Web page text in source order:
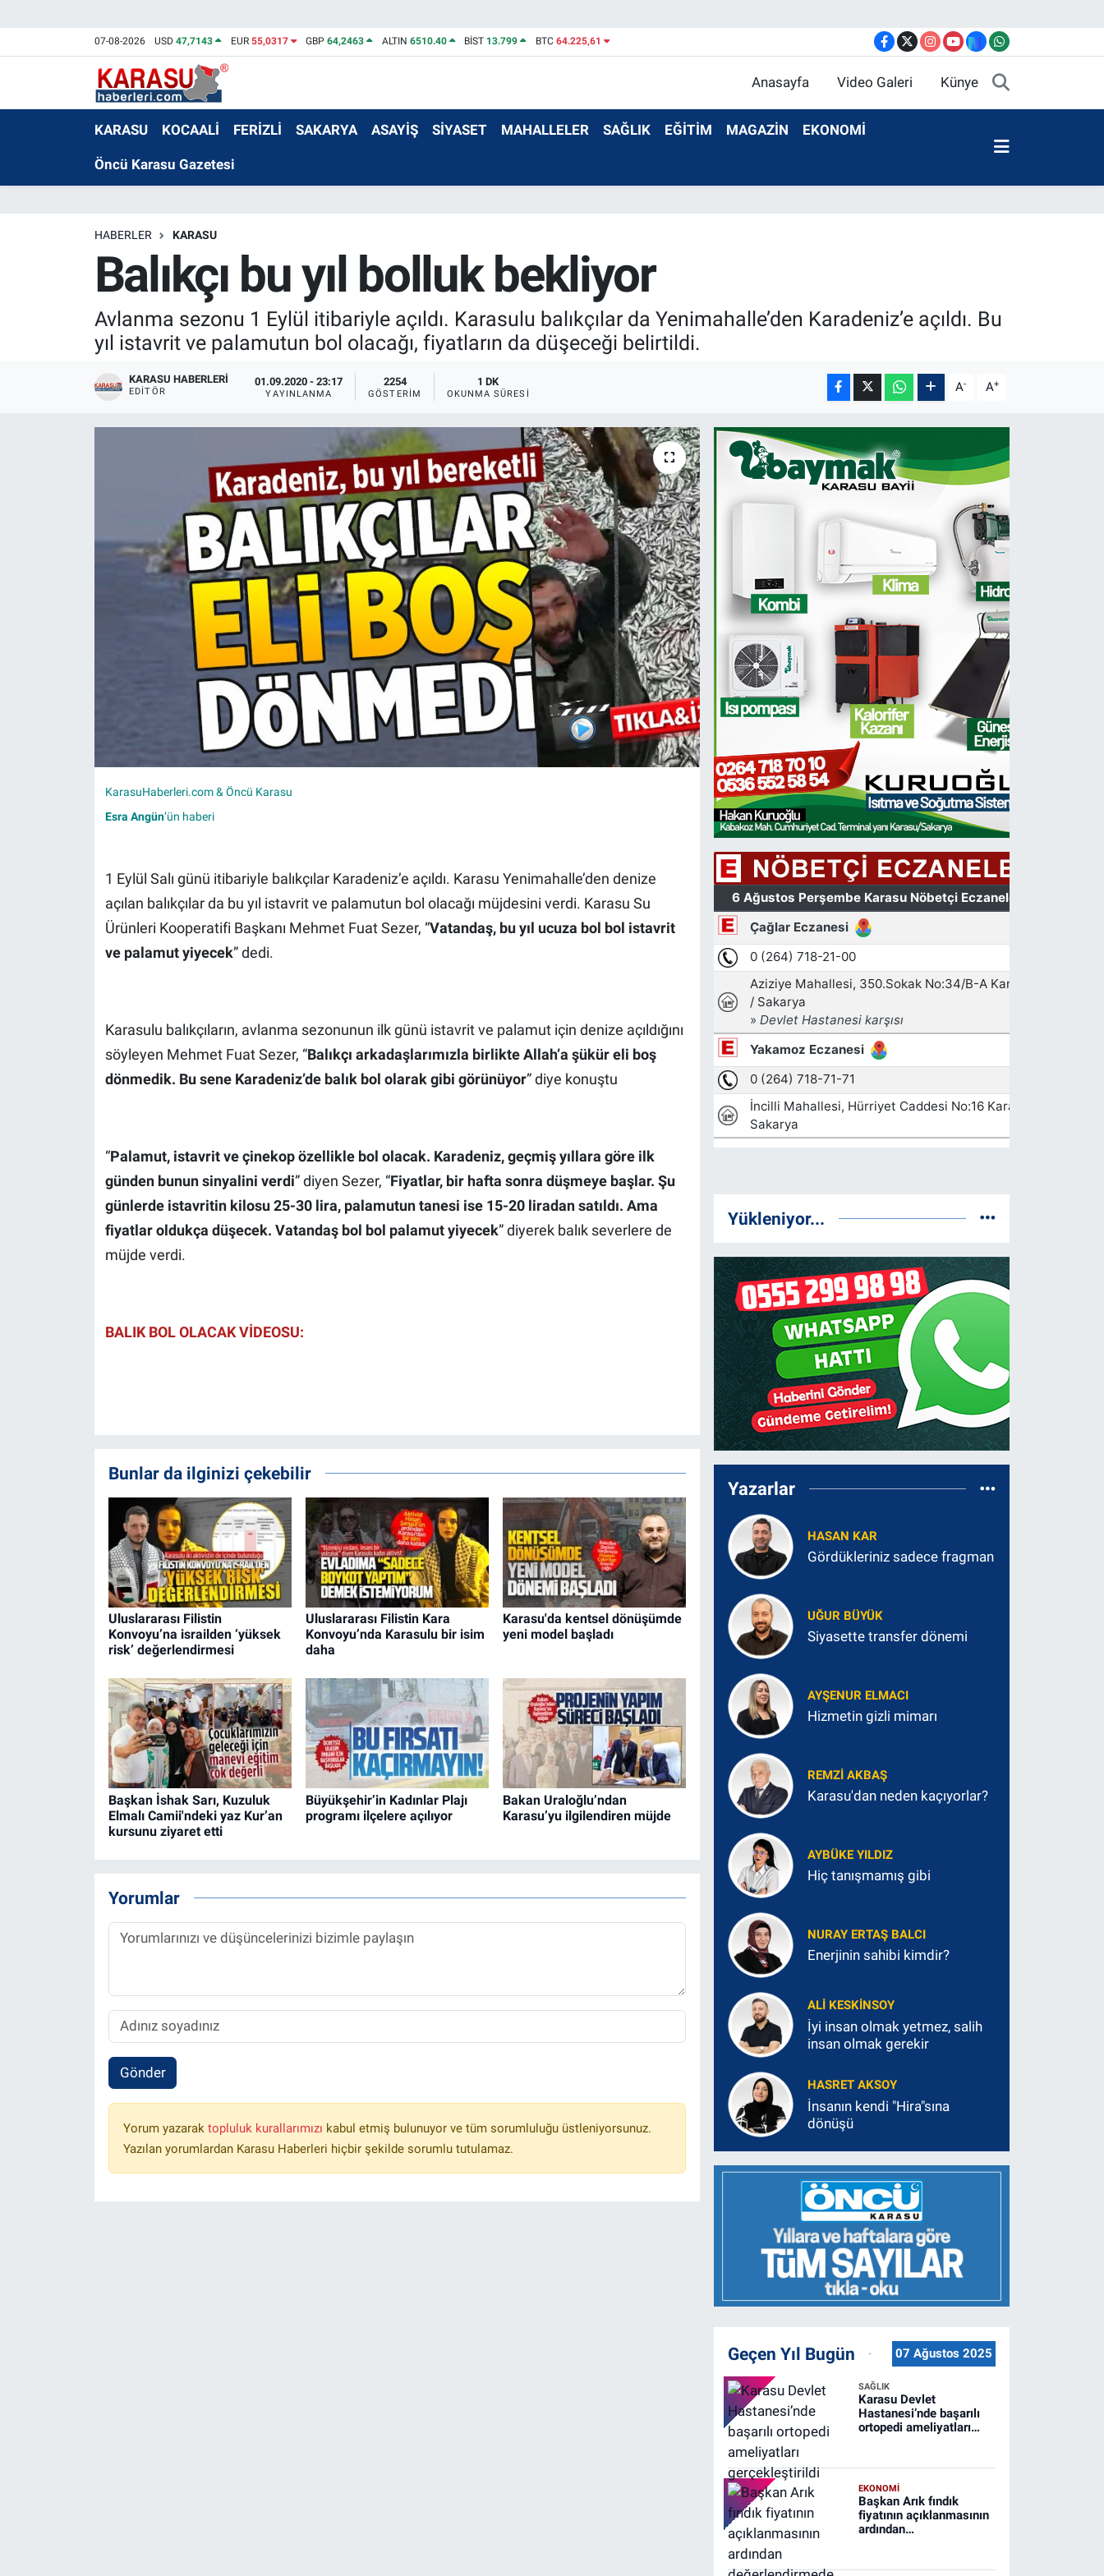
07-08-2026 USD47,7143 EUR 55,0317 GBP64,2463 ALTIN 6510.40 BİST 13.799 BTC 64.225,61
Anasayfa Video Galeri Künye
KARASU KOCAALİ FERİZLİ SAKARYA ASAYİŞ SİYASET MAHALLELER SAĞLIK EĞİTİM MAGAZİN EKONOMİ
Öncü Karasu Gazetesi
HABERLER KARASU
Balıkçı bu yıl bolluk bekliyor
Avlanma sezonu 1 Eylül itibariyle açıldı. Karasulu balıkçılar da Yenimahalle’den Karadeniz’e açıldı. Bu
yıl istavrit ve palamutun bol olacağı, fiyatların da düşeceği belirtildi.
KARASU HABERLERI
EDITÖR
01.09.2020 - 23:17
YAYINLANMA
2254
GÖSTERIM
1 DK
OKUNMA SÜRESI A- A+
KarasuHaberleri.com & Öncü Karasu
Esra Angün’ün haberi
1 Eylül Salı günü itibariyle balıkçılar Karadeniz’e açıldı. Karasu Yenimahalle’den denize
açılan balıkçılar da bu yıl istavrit ve palamutun bol olacağı müjdesini verdi. Karasu Su
Ürünleri Kooperatifi Başkanı Mehmet Fuat Sezer, “Vatandaş, bu yıl ucuza bol bol istavrit
ve palamut yiyecek” dedi.
Karasulu balıkçıların, avlanma sezonunun ilk günü istavrit ve palamut için denize açıldığını
söyleyen Mehmet Fuat Sezer, “Balıkçı arkadaşlarımızla birlikte Allah’a şükür eli boş
dönmedik. Bu sene Karadeniz’de balık bol olarak gibi görünüyor” diye konuştu
“Palamut, istavrit ve çinekop özellikle bol olacak. Karadeniz, geçmiş yıllara göre ilk
günden bunun sinyalini verdi” diyen Sezer, “Fiyatlar, bir hafta sonra düşmeye başlar. Şu
günlerde istavritin kilosu 25-30 lira, palamutun tanesi ise 15-20 liradan satıldı. Ama
fiyatlar oldukça düşecek. Vatandaş bol bol palamut yiyecek” diyerek balık severlere de
müjde verdi.
BALIK BOL OLACAK VİDEOSU:
Bunlar da ilginizi çekebilir
Uluslararası Filistin
Konvoyu’na israilden ‘yüksek
risk’ değerlendirmesi
Uluslararası Filistin Kara
Konvoyu’nda Karasulu bir isim
daha
Karasu'da kentsel dönüşümde
yeni model başladı
Başkan İshak Sarı, Kuzuluk
Elmalı Camii'ndeki yaz Kur’an
kursunu ziyaret etti
Büyükşehir’in Kadınlar Plajı
programı ilçelere açılıyor
Bakan Uraloğlu’ndan
Karasu’yu ilgilendiren müjde
Yorumlar
Gönder
Yorum yazarak topluluk kurallarımızı kabul etmiş bulunuyor ve tüm sorumluluğu üstleniyorsunuz.
Yazılan yorumlardan Karasu Haberleri hiçbir şekilde sorumlu tutulamaz.
Yükleniyor...
Yazarlar
HASAN KAR
Gördükleriniz sadece fragman
UĞUR BÜYÜK
Siyasette transfer dönemi
AYŞENUR ELMACI
Hizmetin gizli mimarı
REMZI AKBAŞ
Karasu'dan neden kaçıyorlar?
AYBÜKE YILDIZ
Hiç tanışmamış gibi
NURAY ERTAŞ BALCI
Enerjinin sahibi kimdir?
ALI KESKINSOY
İyi insan olmak yetmez, salih
insan olmak gerekir
HASRET AKSOY
İnsanın kendi "Hira"sına
dönüşü
Geçen Yıl Bugün 07 Ağustos 2025
SAĞLIK
Karasu Devlet
Hastanesi’nde başarılı
ortopedi ameliyatları
EKONOMİ
Başkan Arık fındık
fiyatının açıklanmasının
ardından